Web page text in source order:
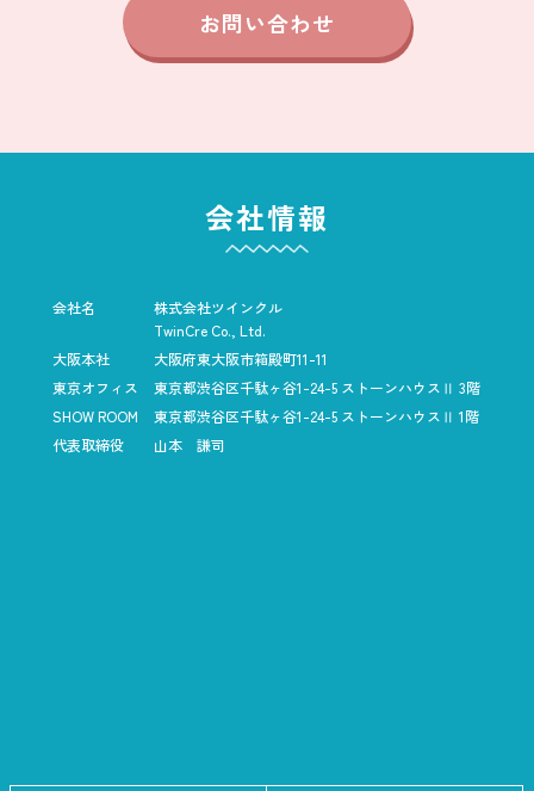
お問い合わせ
会社情報
会社名
株式会社ツインクル
TwinCre Co., Ltd.
大阪本社
大阪府東大阪市箱殿町11-11
東京オフィス
東京都渋谷区千駄ヶ谷1-24-5 ストーンハウスⅡ 3階
SHOW ROOM
東京都渋谷区千駄ヶ谷1-24-5 ストーンハウスⅡ 1階
代表取締役
山本 謙司